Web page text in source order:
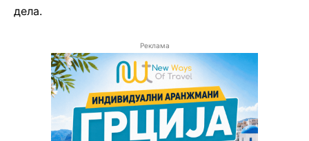
дела.
Реклама